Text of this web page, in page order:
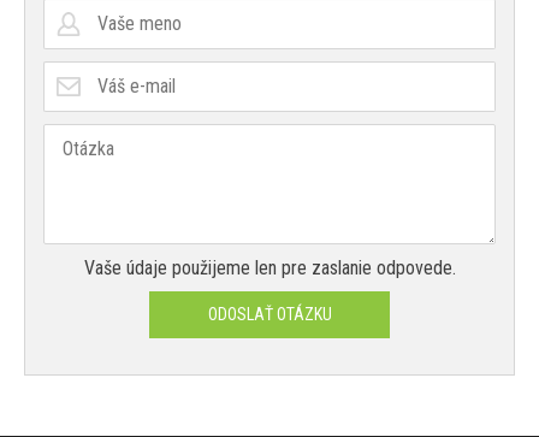
Vaše údaje použijeme len pre zaslanie odpovede.
ODOSLAŤ OTÁZKU